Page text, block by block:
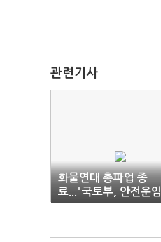
관련기사
화물연대 총파업 종
료..."국토부, 안전운임
제 추진 약속"(종합)